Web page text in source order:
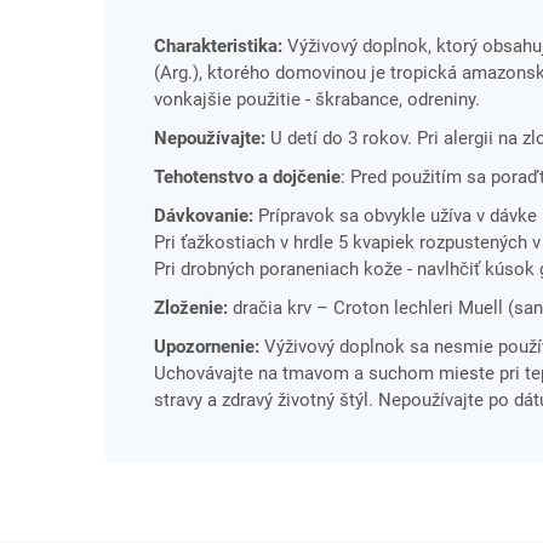
Charakteristika: Výživový doplnok, ktorý
(Arg.), ktorého domovinou je tropická
vonkajšie použitie - škrabance, odreniny.
Nepoužívajte: U detí do 3 rokov. Pri alergii na
Tehotenstvo a dojčenie: Pred použitím sa
Dávkovanie: Prípravok sa obvykle užíva v
Pri ťažkostiach v hrdle 5 kvapiek rozpustených
Pri drobných poraneniach kože - navlhčiť
Zloženie: dračia krv – Croton lechleri Muell
Upozornenie: Výživový doplnok sa nesmie
Uchovávajte na tmavom a suchom mieste pri
stravy a zdravý životný štýl. Nepoužívajte po